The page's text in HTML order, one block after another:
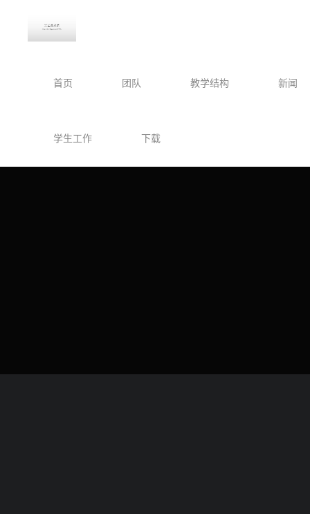
首页 团队 教学结构 新闻
学生工作 下载